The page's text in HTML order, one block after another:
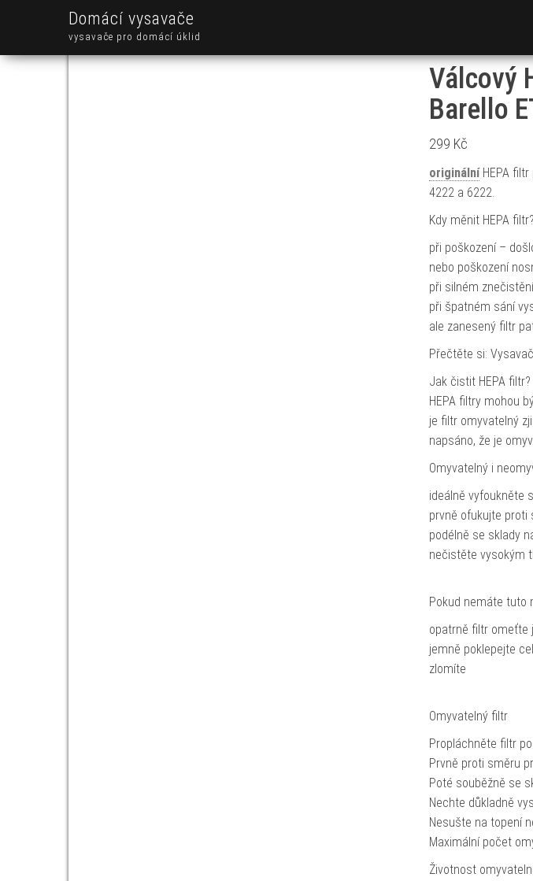
Domácí vysavače
vysavače pro domácí úklid
Válcový
Barello
299 Kč
originálníHEPA filtr
4222 a 6222.
Kdy měnit HEPA filtr?
při poškození –
nebo poškození
při silném
při špatném sání
ale zanesený filtr
Přečtěte si:
Jak čistit HEPA filtr?
HEPA filtry mohou
je filtr omyvatelný
napsáno, že je
Omyvatelný i
ideálně vyfoukněte
prvně ofukujte proti
podélně se sklady
nečistěte vysokým
Pokud nemáte tuto
opatrně filtr omeťte
jemně poklepejte
zlomíte
Omyvatelný filtr
Propláchněte filtr
Prvně proti směru
Poté souběžně se
Nechte důkladně
Nesušte na topení
Maximální počet
Životnost